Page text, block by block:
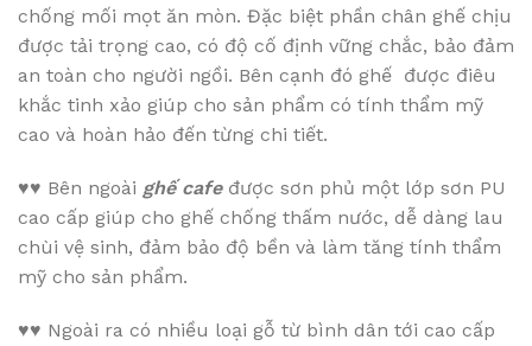
chống mối mọt ăn mòn. Đặc biệt phần chân ghế chịu
được tải trọng cao, có độ cố định vững chắc, bảo đảm
an toàn cho người ngồi. Bên cạnh đó ghế được điêu
khắc tinh xảo giúp cho sản phẩm có tính thẩm mỹ
cao và hoàn hảo đến từng chi tiết.
♥♥ Bên ngoài ghế cafe được sơn phủ một lớp sơn PU
cao cấp giúp cho ghế chống thấm nước, dễ dàng lau
chùi vệ sinh, đảm bảo độ bền và làm tăng tính thẩm
mỹ cho sản phẩm.
♥♥ Ngoài ra có nhiều loại gỗ từ bình dân tới cao cấp